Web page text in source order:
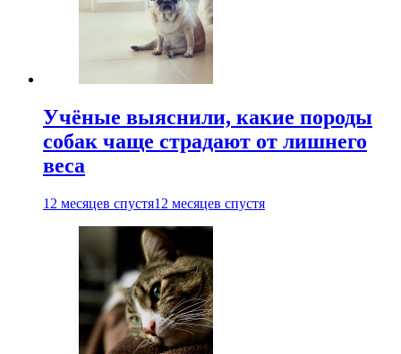
Учёные выяснили, какие породы
собак чаще страдают от лишнего
веса
12 месяцев спустя12 месяцев спустя